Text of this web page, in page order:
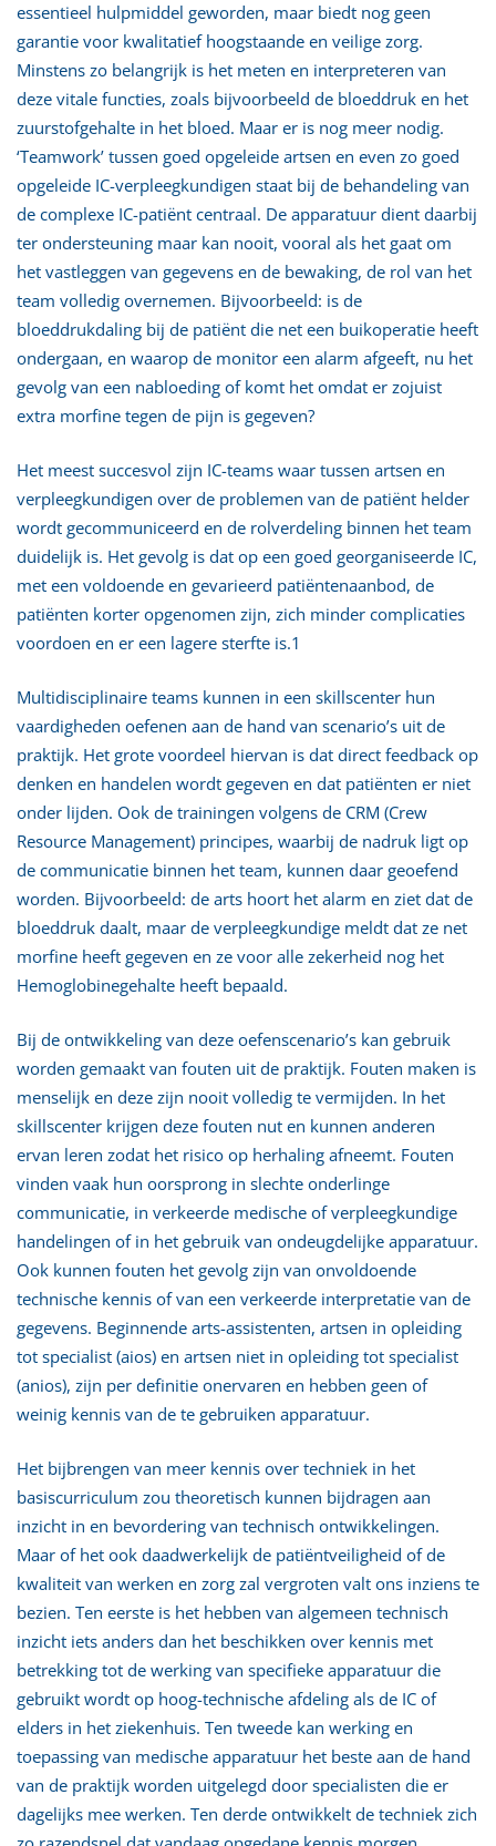
essentieel hulpmiddel geworden, maar biedt nog geen
garantie voor kwalitatief hoogstaande en veilige zorg.
Minstens zo belangrijk is het meten en interpreteren van
deze vitale functies, zoals bijvoorbeeld de bloeddruk en het
zuurstofgehalte in het bloed. Maar er is nog meer nodig.
‘Teamwork’ tussen goed opgeleide artsen en even zo goed
opgeleide IC-verpleegkundigen staat bij de behandeling van
de complexe IC-patiënt centraal. De apparatuur dient daarbij
ter ondersteuning maar kan nooit, vooral als het gaat om
het vastleggen van gegevens en de bewaking, de rol van het
team volledig overnemen. Bijvoorbeeld: is de
bloeddrukdaling bij de patiënt die net een buikoperatie heeft
ondergaan, en waarop de monitor een alarm afgeeft, nu het
gevolg van een nabloeding of komt het omdat er zojuist
extra morfine tegen de pijn is gegeven?
Het meest succesvol zijn IC-teams waar tussen artsen en
verpleegkundigen over de problemen van de patiënt helder
wordt gecommuniceerd en de rolverdeling binnen het team
duidelijk is. Het gevolg is dat op een goed georganiseerde IC,
met een voldoende en gevarieerd patiëntenaanbod, de
patiënten korter opgenomen zijn, zich minder complicaties
voordoen en er een lagere sterfte is.1
Multidisciplinaire teams kunnen in een skillscenter hun
vaardigheden oefenen aan de hand van scenario’s uit de
praktijk. Het grote voordeel hiervan is dat direct feedback op
denken en handelen wordt gegeven en dat patiënten er niet
onder lijden. Ook de trainingen volgens de CRM (Crew
Resource Management) principes, waarbij de nadruk ligt op
de communicatie binnen het team, kunnen daar geoefend
worden. Bijvoorbeeld: de arts hoort het alarm en ziet dat de
bloeddruk daalt, maar de verpleegkundige meldt dat ze net
morfine heeft gegeven en ze voor alle zekerheid nog het
Hemoglobinegehalte heeft bepaald.
Bij de ontwikkeling van deze oefenscenario’s kan gebruik
worden gemaakt van fouten uit de praktijk. Fouten maken is
menselijk en deze zijn nooit volledig te vermijden. In het
skillscenter krijgen deze fouten nut en kunnen anderen
ervan leren zodat het risico op herhaling afneemt. Fouten
vinden vaak hun oorsprong in slechte onderlinge
communicatie, in verkeerde medische of verpleegkundige
handelingen of in het gebruik van ondeugdelijke apparatuur.
Ook kunnen fouten het gevolg zijn van onvoldoende
technische kennis of van een verkeerde interpretatie van de
gegevens. Beginnende arts-assistenten, artsen in opleiding
tot specialist (aios) en artsen niet in opleiding tot specialist
(anios), zijn per definitie onervaren en hebben geen of
weinig kennis van de te gebruiken apparatuur.
Het bijbrengen van meer kennis over techniek in het
basiscurriculum zou theoretisch kunnen bijdragen aan
inzicht in en bevordering van technisch ontwikkelingen.
Maar of het ook daadwerkelijk de patiëntveiligheid of de
kwaliteit van werken en zorg zal vergroten valt ons inziens te
bezien. Ten eerste is het hebben van algemeen technisch
inzicht iets anders dan het beschikken over kennis met
betrekking tot de werking van specifieke apparatuur die
gebruikt wordt op hoog-technische afdeling als de IC of
elders in het ziekenhuis. Ten tweede kan werking en
toepassing van medische apparatuur het beste aan de hand
van de praktijk worden uitgelegd door specialisten die er
dagelijks mee werken. Ten derde ontwikkelt de techniek zich